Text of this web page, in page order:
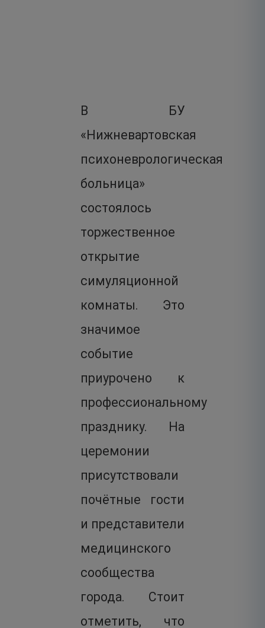
В БУ
«Нижневартовская
психоневрологическая
больница»
состоялось
торжественное
открытие
симуляционной
комнаты. Это
значимое
событие
приурочено к
профессиональному
празднику. На
церемонии
присутствовали
почётные гости
и представители
медицинского
сообщества
города. Стоит
отметить, что